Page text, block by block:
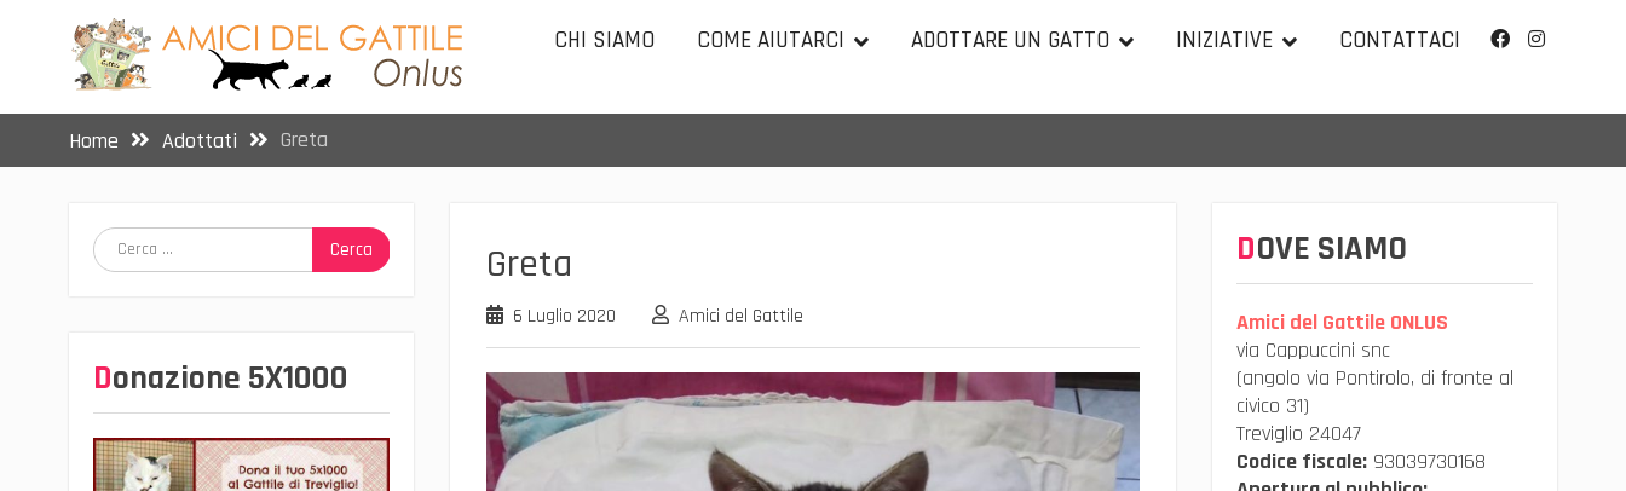
CHI SIAMO COME AIUTARCI ADOTTARE UN GATTO INIZIATIVE CONTATTACI
Home Adottati Greta
Greta
6 Luglio 2020 Amici del Gattile
DOVE SIAMO
Amici del Gattile ONLUS
via Cappuccini snc
(angolo via Pontirolo, di fronte al
civico 31)
Treviglio 24047
Codice fiscale: 93039730168
Ricerca
per:
Donazione 5X1000